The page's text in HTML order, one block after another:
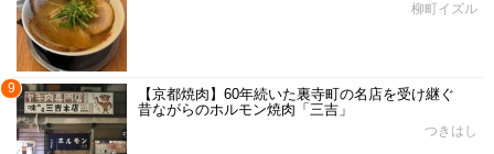
柳町イズル
9
【京都焼肉】60年続いた裏寺町の名店を受け継ぐ
昔ながらのホルモン焼肉「三吉」
つきはし